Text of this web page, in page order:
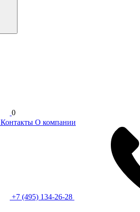
0
Контакты О компании
+7 (495) 134-26-28